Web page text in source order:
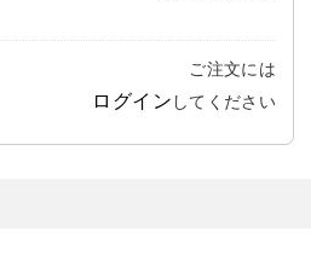
ご注文には
ログイン してください